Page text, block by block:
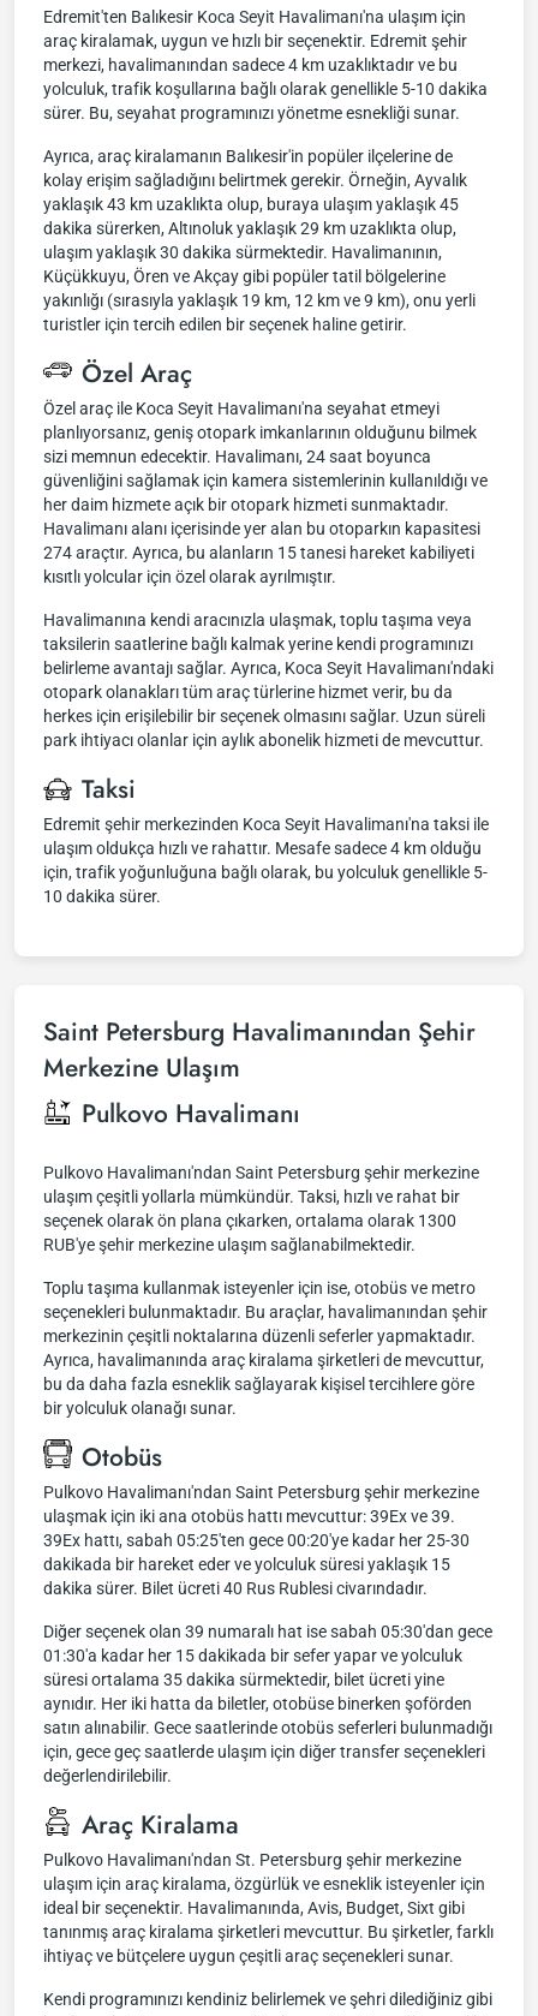
Edremit'ten Balıkesir Koca Seyit Havalimanı'na ulaşım için
araç kiralamak, uygun ve hızlı bir seçenektir. Edremit şehir
merkezi, havalimanından sadece 4 km uzaklıktadır ve bu
yolculuk, trafik koşullarına bağlı olarak genellikle 5-10 dakika
sürer. Bu, seyahat programınızı yönetme esnekliği sunar.
Ayrıca, araç kiralamanın Balıkesir'in popüler ilçelerine de
kolay erişim sağladığını belirtmek gerekir. Örneğin, Ayvalık
yaklaşık 43 km uzaklıkta olup, buraya ulaşım yaklaşık 45
dakika sürerken, Altınoluk yaklaşık 29 km uzaklıkta olup,
ulaşım yaklaşık 30 dakika sürmektedir. Havalimanının,
Küçükkuyu, Ören ve Akçay gibi popüler tatil bölgelerine
yakınlığı (sırasıyla yaklaşık 19 km, 12 km ve 9 km), onu yerli
turistler için tercih edilen bir seçenek haline getirir.
Özel Araç
Özel araç ile Koca Seyit Havalimanı'na seyahat etmeyi
planlıyorsanız, geniş otopark imkanlarının olduğunu bilmek
sizi memnun edecektir. Havalimanı, 24 saat boyunca
güvenliğini sağlamak için kamera sistemlerinin kullanıldığı ve
her daim hizmete açık bir otopark hizmeti sunmaktadır.
Havalimanı alanı içerisinde yer alan bu otoparkın kapasitesi
274 araçtır. Ayrıca, bu alanların 15 tanesi hareket kabiliyeti
kısıtlı yolcular için özel olarak ayrılmıştır.
Havalimanına kendi aracınızla ulaşmak, toplu taşıma veya
taksilerin saatlerine bağlı kalmak yerine kendi programınızı
belirleme avantajı sağlar. Ayrıca, Koca Seyit Havalimanı'ndaki
otopark olanakları tüm araç türlerine hizmet verir, bu da
herkes için erişilebilir bir seçenek olmasını sağlar. Uzun süreli
park ihtiyacı olanlar için aylık abonelik hizmeti de mevcuttur.
Taksi
Edremit şehir merkezinden Koca Seyit Havalimanı'na taksi ile
ulaşım oldukça hızlı ve rahattır. Mesafe sadece 4 km olduğu
için, trafik yoğunluğuna bağlı olarak, bu yolculuk genellikle 5-
10 dakika sürer.
Saint Petersburg Havalimanından Şehir
Merkezine Ulaşım
Pulkovo Havalimanı
Pulkovo Havalimanı'ndan Saint Petersburg şehir merkezine
ulaşım çeşitli yollarla mümkündür. Taksi, hızlı ve rahat bir
seçenek olarak ön plana çıkarken, ortalama olarak 1300
RUB'ye şehir merkezine ulaşım sağlanabilmektedir.
Toplu taşıma kullanmak isteyenler için ise, otobüs ve metro
seçenekleri bulunmaktadır. Bu araçlar, havalimanından şehir
merkezinin çeşitli noktalarına düzenli seferler yapmaktadır.
Ayrıca, havalimanında araç kiralama şirketleri de mevcuttur,
bu da daha fazla esneklik sağlayarak kişisel tercihlere göre
bir yolculuk olanağı sunar.
Otobüs
Pulkovo Havalimanı'ndan Saint Petersburg şehir merkezine
ulaşmak için iki ana otobüs hattı mevcuttur: 39Ex ve 39.
39Ex hattı, sabah 05:25'ten gece 00:20'ye kadar her 25-30
dakikada bir hareket eder ve yolculuk süresi yaklaşık 15
dakika sürer. Bilet ücreti 40 Rus Rublesi civarındadır.
Diğer seçenek olan 39 numaralı hat ise sabah 05:30'dan gece
01:30'a kadar her 15 dakikada bir sefer yapar ve yolculuk
süresi ortalama 35 dakika sürmektedir, bilet ücreti yine
aynıdır. Her iki hatta da biletler, otobüse binerken şoförden
satın alınabilir. Gece saatlerinde otobüs seferleri bulunmadığı
için, gece geç saatlerde ulaşım için diğer transfer seçenekleri
değerlendirilebilir.
Araç Kiralama
Pulkovo Havalimanı'ndan St. Petersburg şehir merkezine
ulaşım için araç kiralama, özgürlük ve esneklik isteyenler için
ideal bir seçenektir. Havalimanında, Avis, Budget, Sixt gibi
tanınmış araç kiralama şirketleri mevcuttur. Bu şirketler, farklı
ihtiyaç ve bütçelere uygun çeşitli araç seçenekleri sunar.
Kendi programınızı kendiniz belirlemek ve şehri dilediğiniz gibi